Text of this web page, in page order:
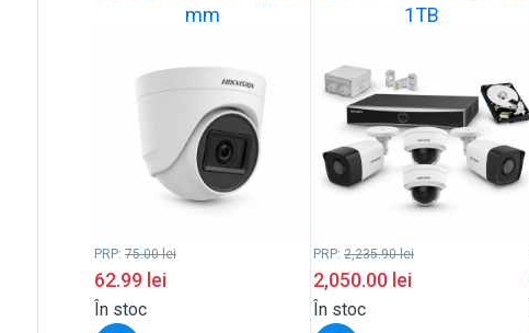
mm
PRP: 75.00lei
62.99 lei
În stoc
1TB
PRP: 2,235.90lei
2,050.00 lei
În stoc